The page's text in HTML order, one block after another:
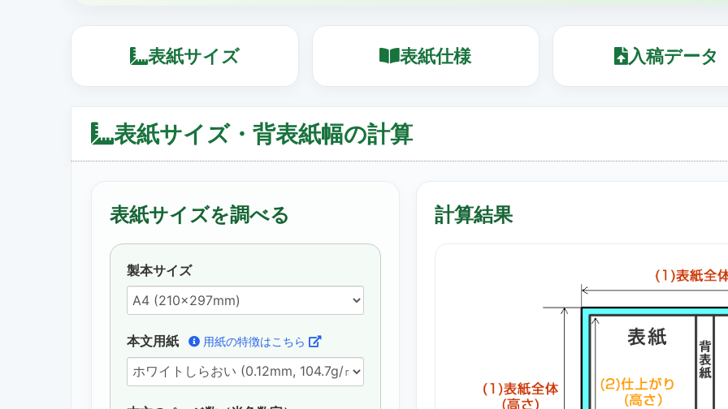
表紙サイズ 表紙仕様 入稿データ
表紙サイズ・背表紙幅の計算
表紙サイズを調べる
表紙サイズ計算
製本サイズ
本文用紙 用紙の特徴はこちら
計算結果